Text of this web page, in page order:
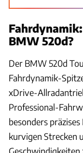
BMW 520d?
Der BMW 520d
Fahrdynamik-
xDrive-
Professional-
besonders
kurvigen Strecken